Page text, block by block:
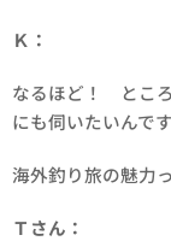
Ｋ：
なるほど！ とこ
にも伺いたいんです
海外釣り旅の魅力
Ｔさん：